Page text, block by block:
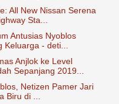
All New Nissan Serena
Sta...
Antusias Nyoblos
Keluarga - deti...
Anjlok ke Level
Sepanjang 2019...
Netizen Pamer Jari
Biru di ...